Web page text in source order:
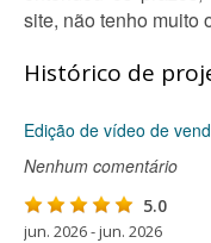
site, não tenho muito
Histórico de
Edição de vídeo de
Nenhum comentário
5.0
jun. 2026 - jun. 2026